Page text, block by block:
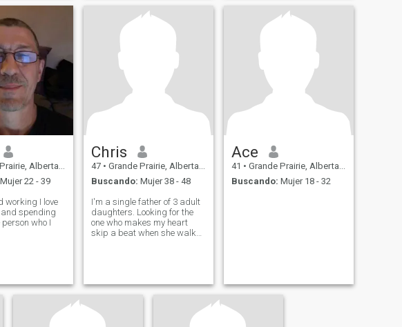
Alberta, Canadá
Mujer 22 - 39
working I love
spending
who I
Chris
47 • Grande Prairie, Alberta, Canadá
Buscando: Mujer 38 - 48
I'm a single father of 3 adult
daughters. Looking for the
one who makes my heart
skip a beat when she walks
Ace
41 • Grande Prairie, Alberta, Canadá
Buscando: Mujer 18 - 32